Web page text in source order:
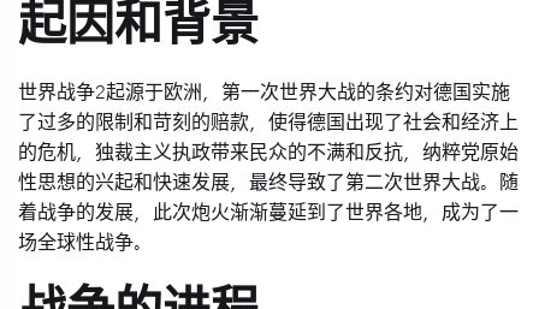
起因和背景
世界战争2起源于欧洲，第一次世界大战的条约对德国实施
了过多的限制和苛刻的赔款，使得德国出现了社会和经济上
的危机，独裁主义执政带来民众的不满和反抗，纳粹党原始
性思想的兴起和快速发展，最终导致了第二次世界大战。随
着战争的发展，此次炮火渐渐蔓延到了世界各地，成为了一
场全球性战争。